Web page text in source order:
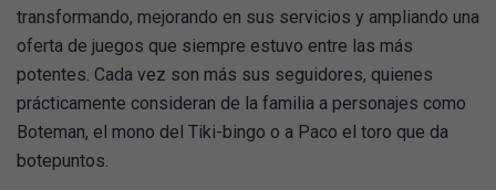
transformando, mejorando en sus servicios y ampliando una
oferta de juegos que siempre estuvo entre las más
potentes. Cada vez son más sus seguidores, quienes
prácticamente consideran de la familia a personajes como
Boteman, el mono del Tiki-bingo o a Paco el toro que da
botepuntos.